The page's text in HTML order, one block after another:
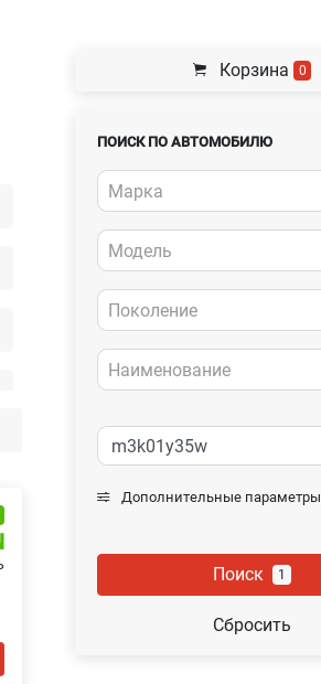
Корзина 0
ПОИСК ПО АВТОМОБИЛЮ
Марка
Модель
Поколение
Наименование
Дополнительные параметры
Поиск 1
Сбросить